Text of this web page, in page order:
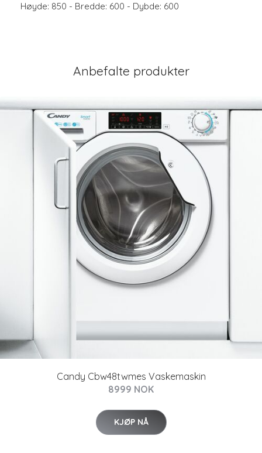
Høyde: 850 - Bredde: 600 - Dybde: 600
Anbefalte produkter
Candy Cbw48twmes Vaskemaskin
8999 NOK
KJØP NÅ